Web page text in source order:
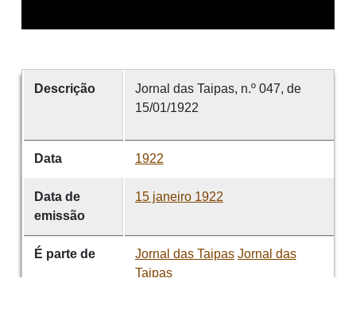
Descrição
Jornal das Taipas, n.º 047, de
15/01/1922
Data 1922
Data de
emissão
15 janeiro 1922
É parte de Jornal das Taipas Jornal das
Taipas